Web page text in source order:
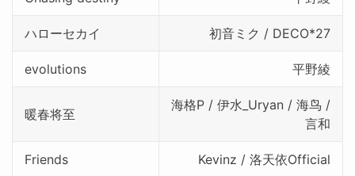
ハローセカイ 初音ミク / DECO*27
evolutions 平野綾
暖春将至
海格P / 伊水_Uryan / 海鸟 /
言和
Friends Kevinz / 洛天依Official